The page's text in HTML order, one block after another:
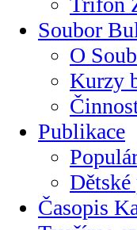
Soubor
O
Kurzy
Publikace
Časopis